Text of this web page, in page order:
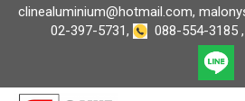
clinealuminium@hotmail.com,
02-397-5731, 088-554-3185,